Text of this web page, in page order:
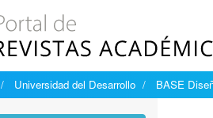
Universidad del Desarrollo BASE